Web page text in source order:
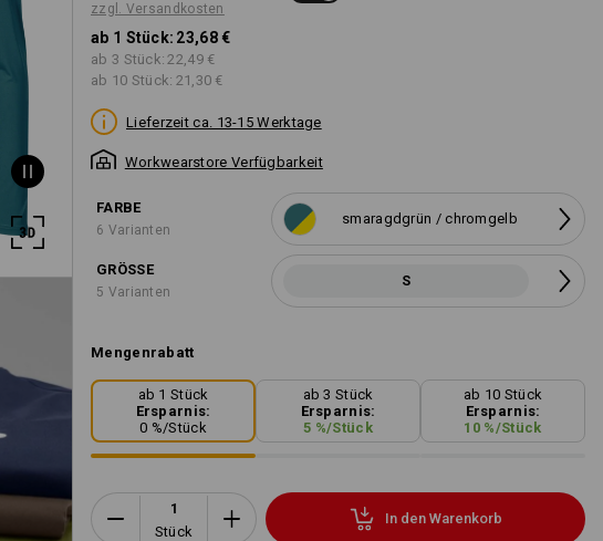
zzgl. Versandkosten
ab 1 Stück: 23,68 €
ab 3 Stück: 22,49 €
ab 10 Stück: 21,30 €
Lieferzeit ca. 13-15 Werktage
Workwearstore Verfügbarkeit
FARBE
6 Varianten
smaragdgrün / chromgelb
GRÖSSE
5 Varianten
S
Mengenrabatt
ab 1 Stück
Ersparnis:
0 %/Stück
ab 3 Stück
Ersparnis:
5 %/Stück
ab 10 Stück
Ersparnis:
10 %/Stück
Stück
In den Warenkorb